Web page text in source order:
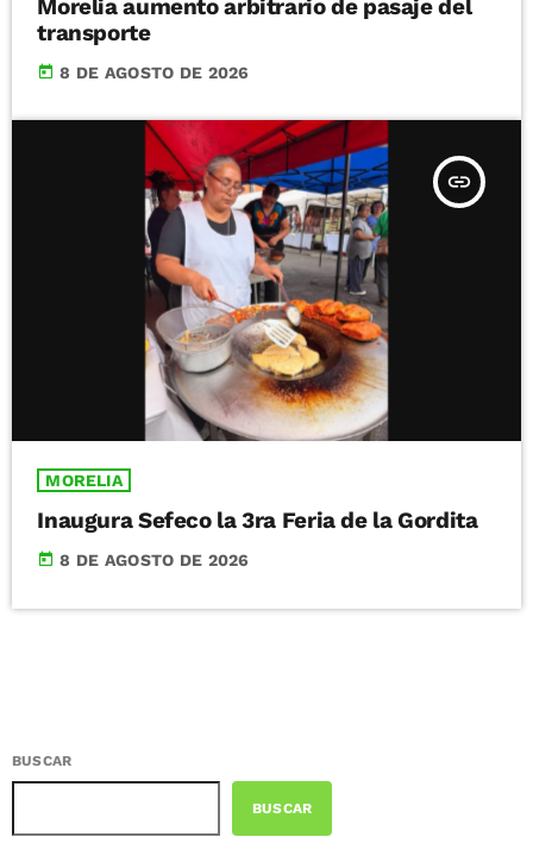
Morelia aumento arbitrario de pasaje del
transporte
today 8 DE AGOSTO DE 2026
insert_link
MORELIA
Inaugura Sefeco la 3ra Feria de la Gordita
today 8 DE AGOSTO DE 2026
BUSCAR
BUSCAR